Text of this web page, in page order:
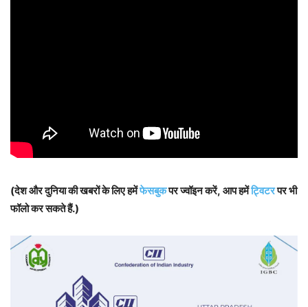
(देश और दुनिया की खबरों के लिए हमेंफेसबुकपर ज्वॉइन करें, आप हमेंट्विटरपर भी
फॉलो कर सकते हैं.)